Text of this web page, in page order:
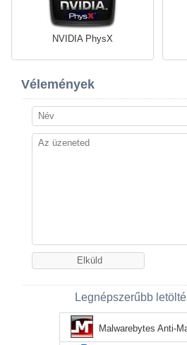
NVIDIA PhysX
Vélemények
Legnépszerűbb
Malwarebytes Anti-